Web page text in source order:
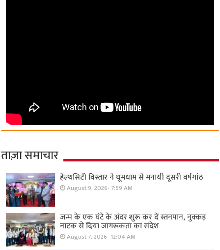
ताज़ा समाचार
हेल्थसिटी विस्तार ने धूमधाम से मनायी दूसरी वर्षगांठ
August 9, 2026- 7:59 AM
जन्म के एक घंटे के अंदर शुरू कर दें स्तनपान, नुक्कड़
नाटक से दिया जागरूकता का संदेश
August 7, 2026- 12:04 AM